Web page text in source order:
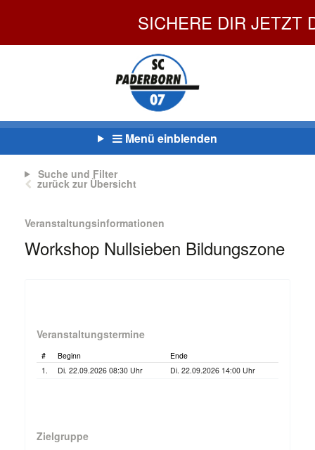
Menü einblenden
Suche und Filter
zurück zur Übersicht
Veranstaltungsinformationen
Workshop Nullsieben Bildungszone
Veranstaltungstermine
# Beginn
Ende
1.
Di. 22.09.2026 08:30 Uhr Di. 22.09.2026 14:00 Uhr
Zielgruppe
SICHERE DIR JETZT